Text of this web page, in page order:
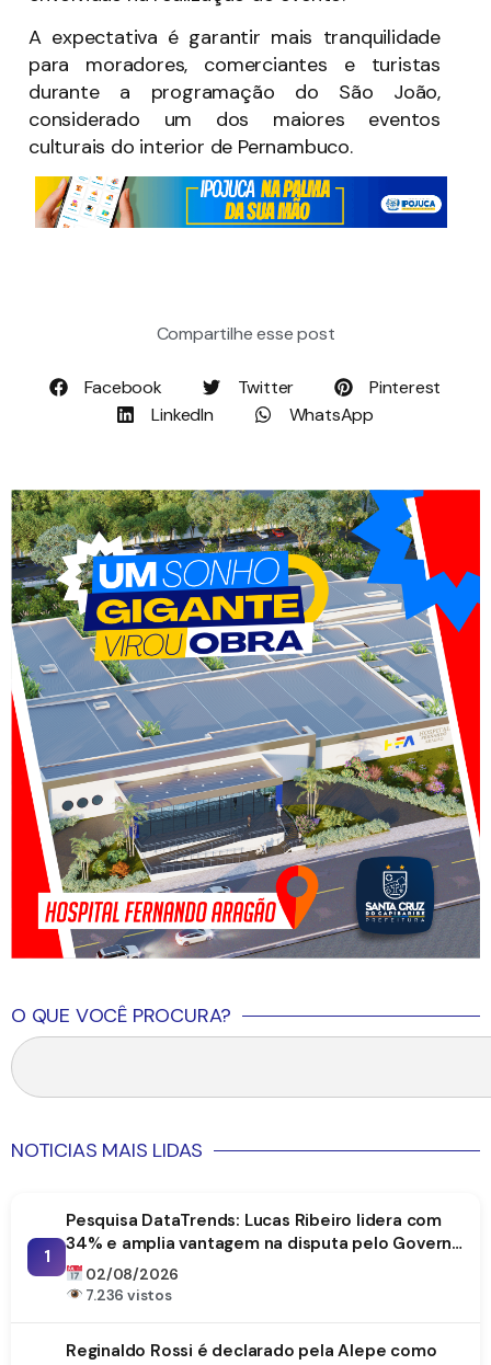
A expectativa é garantir mais tranquilidade
para moradores, comerciantes e turistas
durante a programação do São João,
considerado um dos maiores eventos
culturais do interior de Pernambuco.
Compartilhe esse post
Facebook Twitter
Pinterest
LinkedIn
WhatsApp
O QUE VOCÊ PROCURA?
NOTICIAS MAIS LIDAS
1
Pesquisa DataTrends: Lucas Ribeiro lidera com
34% e amplia vantagem na disputa pelo Governo
da Paraíba
02/08/2026
7.236 vistos
Reginaldo Rossi é declarado pela Alepe como